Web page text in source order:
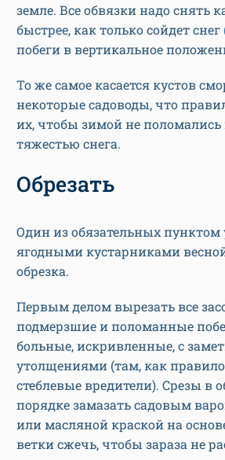
земле. Все обвязки надо снять
быстрее, как только сойдет снег
побеги в вертикальное
То же самое касается кустов
некоторые садоводы, что
их, чтобы зимой не поломались
тяжестью снега.
Обрезать
Один из обязательных пунктом
ягодными кустарниками
обрезка.
Первым делом вырезать все
подмерзшие и поломанные
больные, искривленные, с
утолщениями (там, как
стеблевые вредители). Срезы в
порядке замазать садовым
или масляной краской на
ветки сжечь, чтобы зараза не